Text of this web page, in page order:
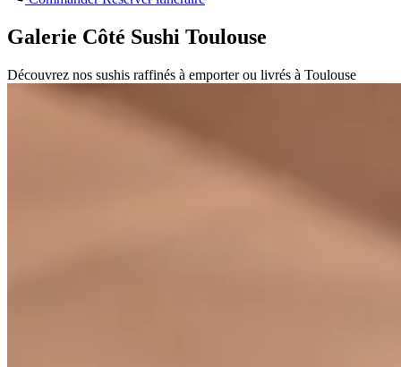
Galerie Côté Sushi Toulouse
Découvrez nos sushis raffinés à emporter ou livrés à Toulouse